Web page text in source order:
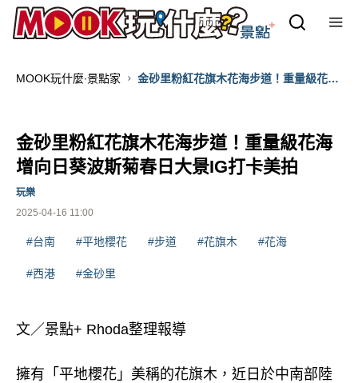
MOOK玩什麼‧景點家
金砂里粉紅花旗木花海步道！重量級花海
金砂里粉紅花旗木花海步道！重量級花海
增向日葵波斯菊春日大景IG打卡美拍
2025-04-16 11:00
玩樂
#台南 #平地櫻花 #步道 #花旗木 #花海
#西港 #金砂里
文／景點+ Rhoda整理報導
擁有「平地櫻花」美稱的花旗木，近日於中南部陸